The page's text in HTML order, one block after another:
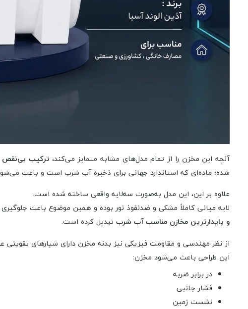
آنچه این مخزن را از تمام مدل‌های مشابه متمایز می‌کند،ترکیب بی‌نقص
شده؛ ماده‌ای که استاندارد جهانی برای ذخیره آب شرب است و باعث
علاوه بر این، این مدل به‌صورت سه‌لایه واقعی ساخته شده است.
لایه میانی کاملاً مشکی و ضدنفوذ نور بوده و همین موضوع باعث جلوگیری مطلق از
و پایدارترین مخازن مناسب آب شرب تبدیل کرده است.
از نظر مهندسی و مقاومت فیزیکی نیز بدنه مخزن دارای شیارهای تقویتی عمودی و افقی است که فشار آب و
این طراحی باعث می‌شود مخزن:
در برابر ضربه
فشار جانبی
نشست زمین